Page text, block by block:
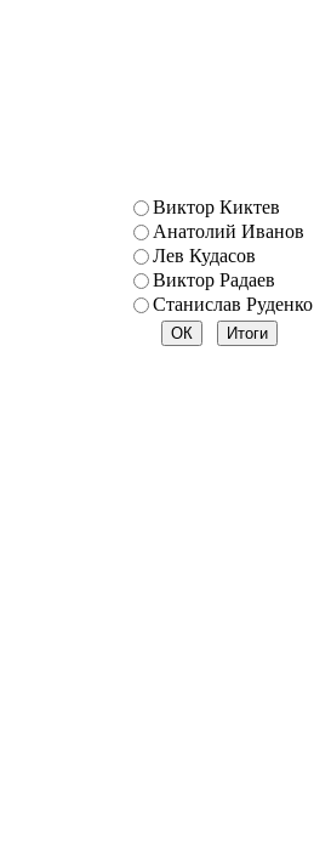
Виктор Киктев
Анатолий Иванов
Лев Кудасов
Виктор Радаев
Станислав Руденко